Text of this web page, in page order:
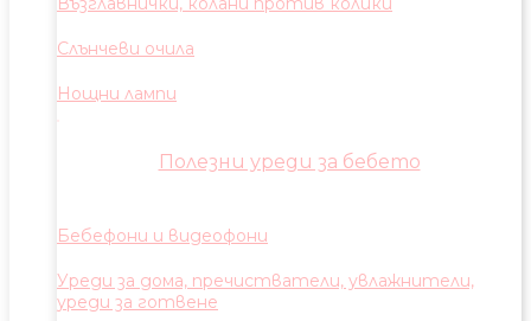
Слънчеви очила
Нощни лампи
Полезни уреди за бебето
Бебефони и видеофони
Уреди за дома, пречистватели, увлажнители,
уреди за готвене